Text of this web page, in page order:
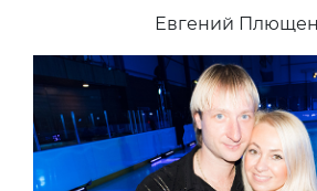
Евгений